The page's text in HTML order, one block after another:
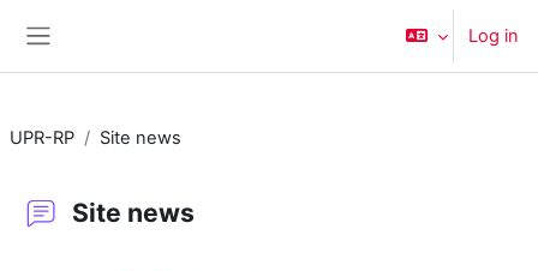
Log in
UPR-RP Site news
Site news